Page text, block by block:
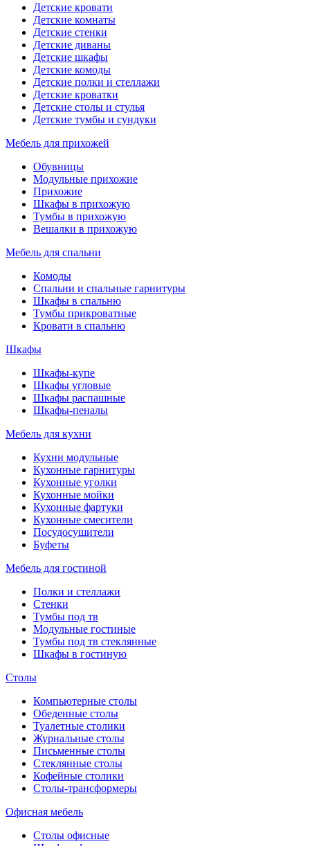
Детские кровати
Детские комнаты
Детские стенки
Детские диваны
Детские шкафы
Детские комоды
Детские полки и стеллажи
Детские кроватки
Детские столы и стулья
Детские тумбы и сундуки
Мебель для прихожей
Обувницы
Модульные прихожие
Прихожие
Шкафы в прихожую
Тумбы в прихожую
Вешалки в прихожую
Мебель для спальни
Комоды
Спальни и спальные гарнитуры
Шкафы в спальню
Тумбы прикроватные
Кровати в спальню
Шкафы
Шкафы-купе
Шкафы угловые
Шкафы распашные
Шкафы-пеналы
Мебель для кухни
Кухни модульные
Кухонные гарнитуры
Кухонные уголки
Кухонные мойки
Кухонные фартуки
Кухонные смесители
Посудосушители
Буфеты
Мебель для гостиной
Полки и стеллажи
Стенки
Тумбы под тв
Модульные гостиные
Тумбы под тв стеклянные
Шкафы в гостиную
Столы
Компьютерные столы
Обеденные столы
Туалетные столики
Журнальные столы
Письменные столы
Стеклянные столы
Кофейные столики
Столы-трансформеры
Офисная мебель
Столы офисные